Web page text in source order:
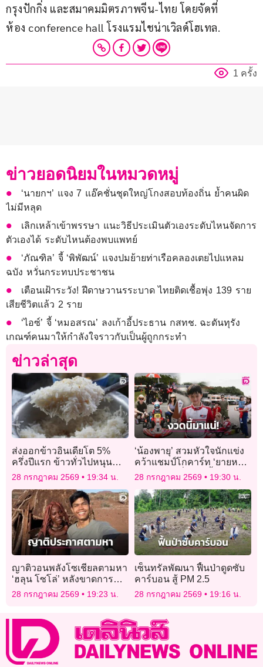
กรุงปักกิ่ง และสมาคมมิตรภาพจีน-ไทย โดยจัดที่
ห้อง conference hall โรงแรมไชน่าเวิลด์โฮเทล.
1 ครั้ง
ข่าวยอดนิยมในหมวดหมู่
‘นายกฯ’ แจง 7 แอ๊คชั่นชุดใหญ่โกงสอบท้องถิ่น ย้ำคนผิด
ไม่มีหลุด
เลิกเหล้าเข้าพรรษา แนะวิธีประเมินตัวเองระดับไหนจัดการ
ตัวเองได้ ระดับไหนต้องพบแพทย์
‘ภัณฑิล’ จี้ ‘พิพัฒน์’ แจงปมย้ายท่าเรือคลองเตยไปแหลม
ฉบัง หวั่นกระทบประชาชน
เตือนเฝ้าระวัง! ฝีดาษวานรระบาด ไทยติดเชื้อพุ่ง 139 ราย
เสียชีวิตแล้ว 2 ราย
‘ไอซ์’ จี้ ‘หมอสรณ’ ลงเก้าอี้ประธาน กสทช. ฉะดันทุรัง
เกณฑ์คนมาให้กำลังใจราวกับเป็นผู้ถูกกระทำ
ข่าวล่าสุด
ส่งออกข้าวอินเดียโต 5%
ครึ่งปีแรก ข้าวทั่วไปหนุน
ชดเชย “บาสมาติ” หด
28 กรกฎาคม 2569 19:34 น.
‘น้องพายุ’ สวมหัวใจนักแข่ง
คว้าแชมป์โกคาร์ท ‘ยายหนิง’
หลุดโฟกัส ลั่นงวดนี้มาแน่!
28 กรกฎาคม 2569 19:30 น.
ญาติวอนพลังโซเชียลตามหา
‘ฮลุน โซโล่’ หลังขาดการ
ติดต่อในประเทศจอร์เจีย
28 กรกฎาคม 2569 19:23 น.
เซ็นทรัลพัฒนา ฟื้นป่าดูดซับ
คาร์บอน สู้ PM 2.5
28 กรกฎาคม 2569 19:16 น.